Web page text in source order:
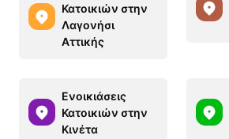
Κατοικιών στην
Λαγονήσι
Αττικής
Ενοικιάσεις
Κατοικιών στην
Κινέτα